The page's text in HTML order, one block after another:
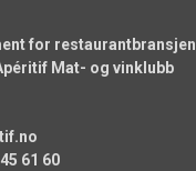
for restaurantbransjen
Mat- og vinklubb
61 60